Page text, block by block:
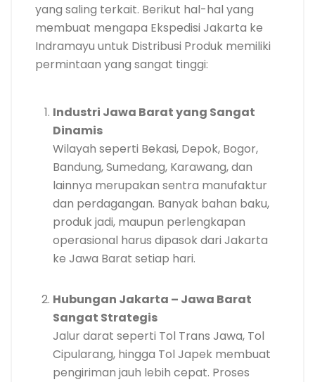
yang saling terkait. Berikut hal-hal yang
membuat mengapa Ekspedisi Jakarta ke
Indramayu untuk Distribusi Produk memiliki
permintaan yang sangat tinggi:
Industri Jawa Barat yang Sangat
Dinamis
Wilayah seperti Bekasi, Depok, Bogor,
Bandung, Sumedang, Karawang, dan
lainnya merupakan sentra manufaktur
dan perdagangan. Banyak bahan baku,
produk jadi, maupun perlengkapan
operasional harus dipasok dari Jakarta
ke Jawa Barat setiap hari.
Hubungan Jakarta – Jawa Barat
Sangat Strategis
Jalur darat seperti Tol Trans Jawa, Tol
Cipularang, hingga Tol Japek membuat
pengiriman jauh lebih cepat. Proses